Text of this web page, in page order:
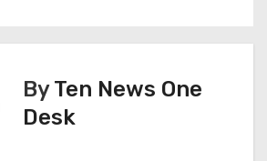
ByTen News One
Desk